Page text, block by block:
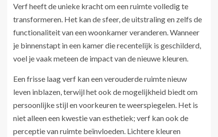
Verf heeft de unieke kracht om een ruimte volledig te
transformeren. Het kan de sfeer, de uitstraling en zelfs de
functionaliteit van een woonkamer veranderen. Wanneer
je binnenstapt in een kamer die recentelijk is geschilderd,
voel je vaak meteen de impact van de nieuwe kleuren.
Een frisse laag verf kan een verouderde ruimte nieuw
leven inblazen, terwijl het ook de mogelijkheid biedt om
persoonlijke stijl en voorkeuren te weerspiegelen. Het is
niet alleen een kwestie van esthetiek; verf kan ook de
perceptie van ruimte beïnvloeden. Lichtere kleuren